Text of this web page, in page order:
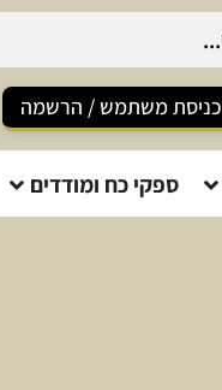
כניסת משתמש / הרשמה
ספקי כח ומודדים